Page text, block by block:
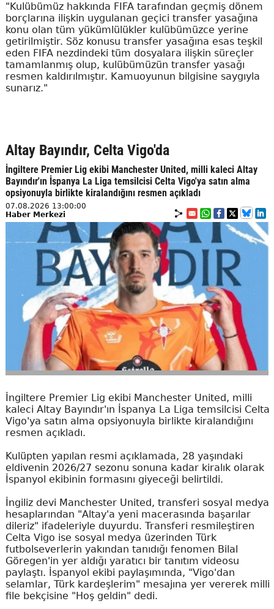
"Kulübümüz hakkında FIFA tarafından geçmiş dönem
borçlarına ilişkin uygulanan geçici transfer yasağına
konu olan tüm yükümlülükler kulübümüzce yerine
getirilmiştir. Söz konusu transfer yasağına esas teşkil
eden FIFA nezdindeki tüm dosyalara ilişkin süreçler
tamamlanmış olup, kulübümüzün transfer yasağı
resmen kaldırılmıştır. Kamuoyunun bilgisine saygıyla
sunarız."
Altay Bayındır, Celta Vigo'da
İngiltere Premier Lig ekibi Manchester United, milli kaleci Altay
Bayındır'ın İspanya La Liga temsilcisi Celta Vigo'ya satın alma
opsiyonuyla birlikte kiralandığını resmen açıkladı
07.08.2026 13:00:00
Haber Merkezi
İngiltere Premier Lig ekibi Manchester United, milli
kaleci Altay Bayındır'ın İspanya La Liga temsilcisi Celta
Vigo'ya satın alma opsiyonuyla birlikte kiralandığını
resmen açıkladı.
Kulüpten yapılan resmi açıklamada, 28 yaşındaki
eldivenin 2026/27 sezonu sonuna kadar kiralık olarak
İspanyol ekibinin formasını giyeceği belirtildi.
İngiliz devi Manchester United, transferi sosyal medya
hesaplarından "Altay'a yeni macerasında başarılar
dileriz" ifadeleriyle duyurdu. Transferi resmileştiren
Celta Vigo ise sosyal medya üzerinden Türk
futbolseverlerin yakından tanıdığı fenomen Bilal
Göregen'in yer aldığı yaratıcı bir tanıtım videosu
paylaştı. İspanyol ekibi paylaşımında, "Vigo'dan
selamlar, Türk kardeşlerim" mesajına yer vererek milli
file bekçisine "Hoş geldin" dedi.